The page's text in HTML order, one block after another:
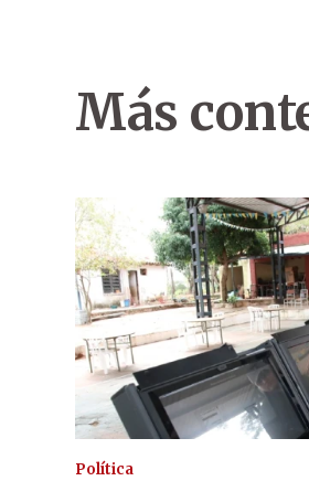
Más
Política